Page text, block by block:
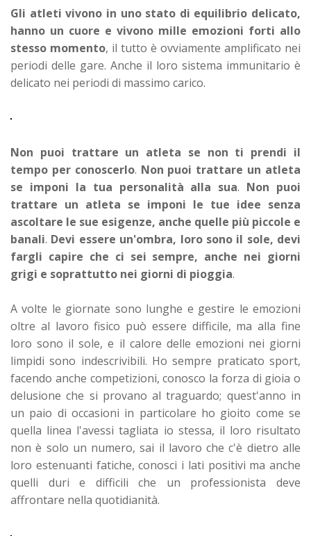
Gli atleti vivono in uno stato di equilibrio delicato,
hanno un cuore e vivono mille emozioni forti allo
stesso momento, il tutto è ovviamente amplificato nei
periodi delle gare. Anche il loro sistema immunitario è
delicato nei periodi di massimo carico.
Non puoi trattare un atleta se non ti prendi il
tempo per conoscerlo. Non puoi trattare un atleta
se imponi la tua personalità alla sua. Non puoi
trattare un atleta se imponi le tue idee senza
ascoltare le sue esigenze, anche quelle più piccole e
banali. Devi essere un'ombra, loro sono il sole, devi
fargli capire che ci sei sempre, anche nei giorni
grigi e soprattutto nei giorni di pioggia.
A volte le giornate sono lunghe e gestire le emozioni
oltre al lavoro fisico può essere difficile, ma alla fine
loro sono il sole, e il calore delle emozioni nei giorni
limpidi sono indescrivibili. Ho sempre praticato sport,
facendo anche competizioni, conosco la forza di gioia o
delusione che si provano al traguardo; quest'anno in
un paio di occasioni in particolare ho gioito come se
quella linea l'avessi tagliata io stessa, il loro risultato
non è solo un numero, sai il lavoro che c'è dietro alle
loro estenuanti fatiche, conosci i lati positivi ma anche
quelli duri e difficili che un professionista deve
affrontare nella quotidianità.